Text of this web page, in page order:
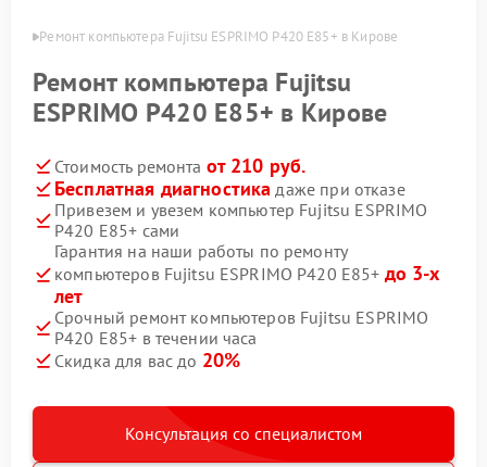
Ремонт компьютера Fujitsu ESPRIMO P420 E85+ в Кирове
Ремонт компьютера Fujitsu
ESPRIMO P420 E85+ в Кирове
Стоимость ремонта от 210 руб.
Бесплатная диагностика даже при отказе
Привезем и увезем компьютер Fujitsu ESPRIMO
P420 E85+ сами
Гарантия на наши работы по ремонту
компьютеров Fujitsu ESPRIMO P420 E85+ до 3-х
лет
Срочный ремонт компьютеров Fujitsu ESPRIMO
P420 E85+ в течении часа
Скидка для вас до 20%
Консультация со специалистом